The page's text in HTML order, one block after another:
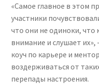
«Самое главное в этом
участники
что они не одиноки,
внимание и слушает
коуч по карьере и
воздерживаться от
перепады настроения.